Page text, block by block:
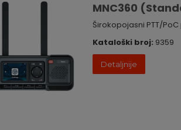
MNC360
Širokopojasni PTT/
Kataloški broj: 9359
Detaljnije